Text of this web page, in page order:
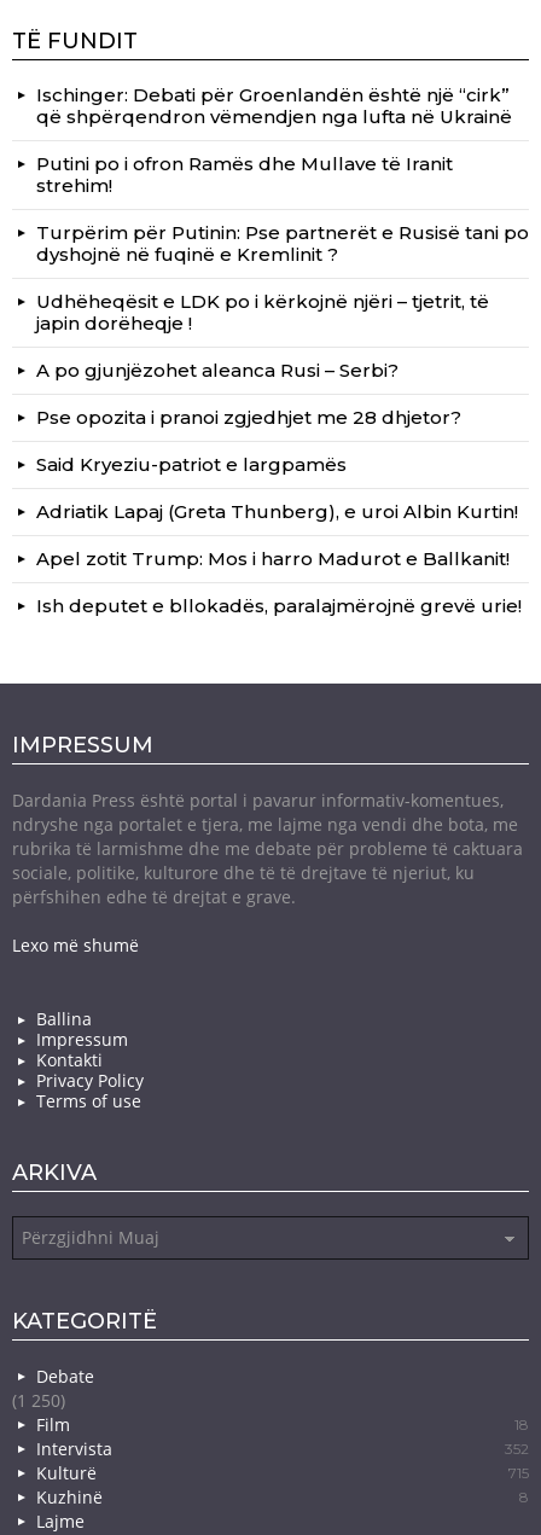
TË FUNDIT
Ischinger: Debati për Groenlandën është një “cirk”
që shpërqendron vëmendjen nga lufta në Ukrainë
Putini po i ofron Ramës dhe Mullave të Iranit
strehim!
Turpërim për Putinin: Pse partnerët e Rusisë tani po
dyshojnë në fuqinë e Kremlinit ?
Udhëheqësit e LDK po i kërkojnë njëri – tjetrit, të
japin dorëheqje !
A po gjunjëzohet aleanca Rusi – Serbi?
Pse opozita i pranoi zgjedhjet me 28 dhjetor?
Said Kryeziu-patriot e largpamës
Adriatik Lapaj (Greta Thunberg), e uroi Albin Kurtin!
Apel zotit Trump: Mos i harro Madurot e Ballkanit!
Ish deputet e bllokadës, paralajmërojnë grevë urie!
IMPRESSUM
Dardania Press është portal i pavarur informativ-komentues,
ndryshe nga portalet e tjera, me lajme nga vendi dhe bota, me
rubrika të larmishme dhe me debate për probleme të caktuara
sociale, politike, kulturore dhe të të drejtave të njeriut, ku
përfshihen edhe të drejtat e grave.
Lexo më shumë
Ballina
Impressum
Kontakti
Privacy Policy
Terms of use
ARKIVA
KATEGORITË
Debate
(1 250)
Film
18
Intervista 352
Kulturë 715
Kuzhinë 8
Lajme